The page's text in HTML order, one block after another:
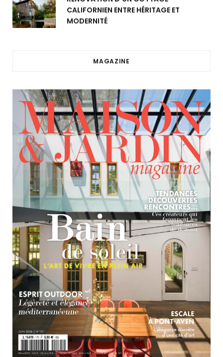
CALIFORNIEN ENTRE HÉRITAGE ET
MODERNITÉ
MAGAZINE